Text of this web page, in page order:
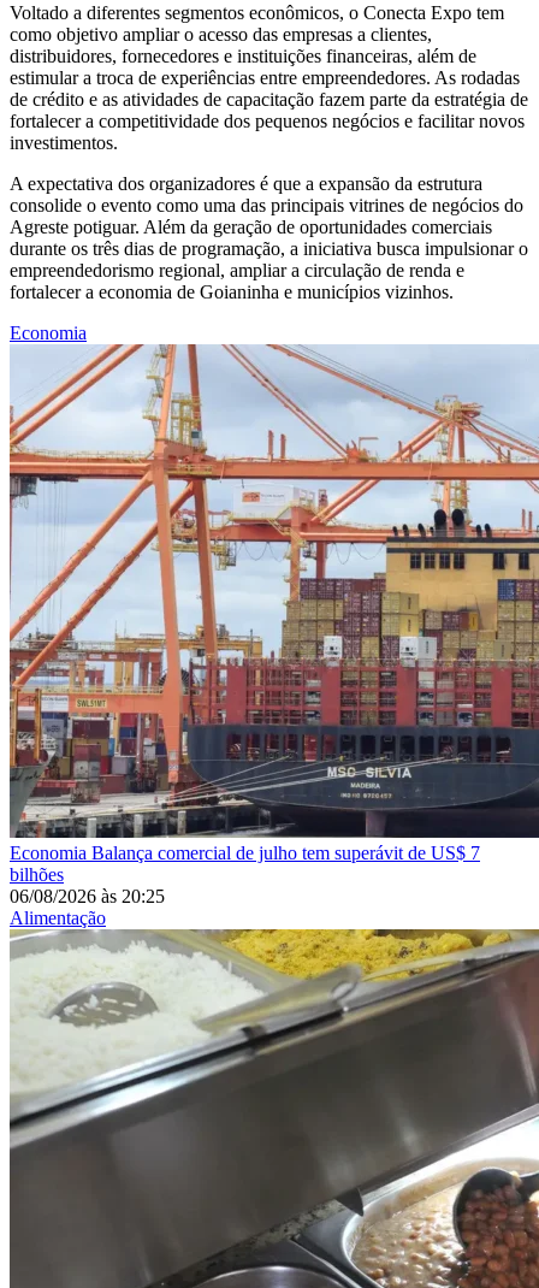
Voltado a diferentes segmentos econômicos, o Conecta Expo tem
como objetivo ampliar o acesso das empresas a clientes,
distribuidores, fornecedores e instituições financeiras, além de
estimular a troca de experiências entre empreendedores. As rodadas
de crédito e as atividades de capacitação fazem parte da estratégia de
fortalecer a competitividade dos pequenos negócios e facilitar novos
investimentos.
A expectativa dos organizadores é que a expansão da estrutura
consolide o evento como uma das principais vitrines de negócios do
Agreste potiguar. Além da geração de oportunidades comerciais
durante os três dias de programação, a iniciativa busca impulsionar o
empreendedorismo regional, ampliar a circulação de renda e
fortalecer a economia de Goianinha e municípios vizinhos.
Economia
Economia Balança comercial de julho tem superávit de US$ 7
bilhões
06/08/2026 às 20:25
Alimentação